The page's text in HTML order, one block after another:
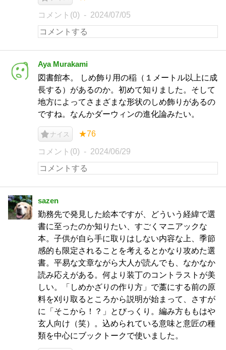
コメント(0) 2024/07/05
Aya Murakami
図書館本。 しめ飾り用の稲（１メートル以上に成
長する）があるのか。初めて知りました。そして
地方によってさまざまな形状のしめ飾りがあるの
ですね。なんかダーウィンの進化論みたい。
ナイス ★76
コメント(0) 2024/06/29
sazen
勤務先で発見した絵本ですが、どういう経緯で選
書に至ったのか知りたい、すごくマニアックな
本。子供が自ら手に取りはしない内容な上、季節
感的も限定されることを考えるとかなり攻めた選
書。平易な文章ながら大人が読んでも、なかなか
読み応えがある。何より装丁のコントラストが美
しい。「しめかざりの作り方」で藁にする前の原
料を刈り取るところから説明が始まって、さすが
に「そこから！？」とびっくり。編み方ももはや
玄人向け（笑）。込められている意味と意匠の種
類を中心にブックトークで使いました。